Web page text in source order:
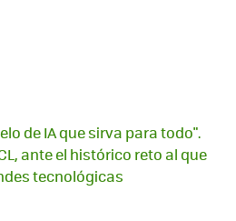
de IA que sirva para todo".
ante el histórico reto al que
tecnológicas